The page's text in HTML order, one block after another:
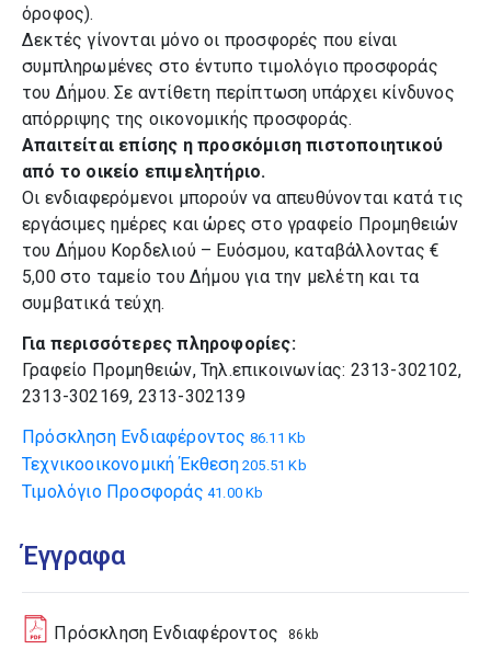
όροφος).
Δεκτές γίνονται μόνο οι προσφορές που είναι
συμπληρωμένες στο έντυπο τιμολόγιο προσφοράς
του Δήμου. Σε αντίθετη περίπτωση υπάρχει κίνδυνος
απόρριψης της οικονομικής προσφοράς.
Απαιτείται επίσης η προσκόμιση πιστοποιητικού
από το οικείο επιμελητήριο.
Οι ενδιαφερόμενοι μπορούν να απευθύνονται κατά τις
εργάσιμες ημέρες και ώρες στο γραφείο Προμηθειών
του Δήμου Κορδελιού – Ευόσμου, καταβάλλοντας €
5,00 στο ταμείο του Δήμου για την μελέτη και τα
συμβατικά τεύχη.
Για περισσότερες πληροφορίες:
Γραφείο Προμηθειών, Τηλ.επικοινωνίας: 2313-302102,
2313-302169, 2313-302139
Πρόσκληση Ενδιαφέροντος 86.11 Kb
Τεχνικοοικονομική Έκθεση205.51 Kb
Τιμολόγιο Προσφοράς 41.00 Kb
Έγγραφα
Πρόσκληση Ενδιαφέροντος 86kb